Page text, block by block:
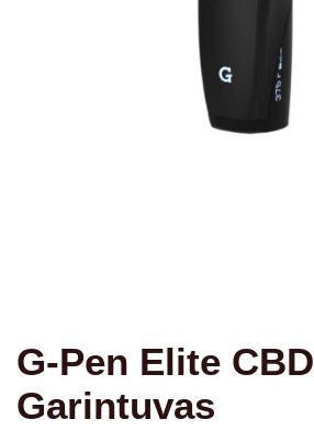
G-Pen Elite CBD
Garintuvas